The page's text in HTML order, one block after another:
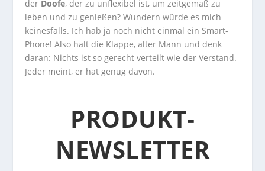
der Doofe, der zu unflexibel ist, um zeitgemäß zu
leben und zu genießen? Wundern würde es mich
keinesfalls. Ich hab ja noch nicht einmal ein Smart-
Phone! Also halt die Klappe, alter Mann und denk
daran: Nichts ist so gerecht verteilt wie der Verstand.
Jeder meint, er hat genug davon.
PRODUKT-
NEWSLETTER